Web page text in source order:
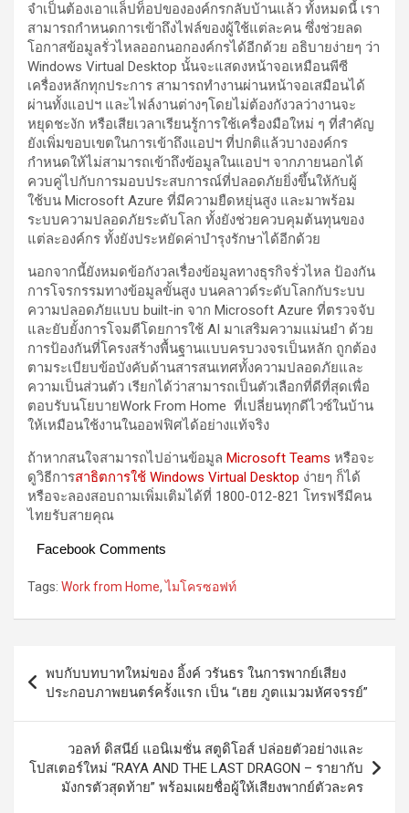
จำเป็นต้องเอาแล็ปท็อปขององค์กรกลับบ้านแล้ว ทั้งหมดนี้ เรา
สามารถกำหนดการเข้าถึงไฟล์ของผู้ใช้แต่ละคน ซึ่งช่วยลด
โอกาสข้อมูลรั่วไหลออกนอกองค์กรได้อีกด้วย อธิบายง่ายๆ ว่า
Windows Virtual Desktop นั้นจะแสดงหน้าจอเหมือนพีซี
เครื่องหลักทุกประการ สามารถทำงานผ่านหน้าจอเสมือนได้
ผ่านทั้งแอปฯ และไฟล์งานต่างๆโดยไม่ต้องกังวลว่างานจะ
หยุดชะงัก หรือเสียเวลาเรียนรู้การใช้เครื่องมือใหม่ ๆ ที่สำคัญ
ยังเพิ่มขอบเขตในการเข้าถึงแอปฯ ที่ปกติแล้วบางองค์กร
กำหนดให้ไม่สามารถเข้าถึงข้อมูลในแอปฯ จากภายนอกได้
ควบคู่ไปกับการมอบประสบการณ์ที่ปลอดภัยยิ่งขึ้นให้กับผู้
ใช้บน Microsoft Azure ที่มีความยืดหยุ่นสูง และมาพร้อม
ระบบความปลอดภัยระดับโลก ทั้งยังช่วยควบคุมต้นทุนของ
แต่ละองค์กร ทั้งยังประหยัดค่าบำรุงรักษาได้อีกด้วย
นอกจากนี้ยังหมดข้อกังวลเรื่องข้อมูลทางธุรกิจรั่วไหล ป้องกัน
การโจรกรรมทางข้อมูลขั้นสูง บนคลาวด์ระดับโลกกับระบบ
ความปลอดภัยแบบ built-in จาก Microsoft Azure ที่ตรวจจับ
และยับยั้งการโจมตีโดยการใช้ AI มาเสริมความแม่นยำ ด้วย
การป้องกันที่โครงสร้างพื้นฐานแบบครบวงจรเป็นหลัก ถูกต้อง
ตามระเบียบข้อบังคับด้านสารสนเทศทั้งความปลอดภัยและ
ความเป็นส่วนตัว เรียกได้ว่าสามารถเป็นตัวเลือกที่ดีที่สุดเพื่อ
ตอบรับนโยบายWork From Home ที่เปลี่ยนทุกดีไวซ์ในบ้าน
ให้เหมือนใช้งานในออฟฟิศได้อย่างแท้จริง
ถ้าหากสนใจสามารถไปอ่านข้อมูล Microsoft Teams หรือจะ
ดูวิธีการสาธิตการใช้ Windows Virtual Desktop ง่ายๆ ก็ได้
หรือจะลองสอบถามเพิ่มเติมได้ที่ 1800-012-821 โทรฟรีมีคน
ไทยรับสายคุณ
Facebook Comments
Tags: Work from Home,ไมโครซอฟท์
navigation
พบกับบทบาทใหม่ของ อิ้งค์ วรันธร ในการพากย์เสียง
ประกอบภาพยนตร์ครั้งแรก เป็น “เฮย ภูตแมวมหัศจรรย์”
วอลท์ ดิสนีย์ แอนิเมชั่น สตูดิโอส์ ปล่อยตัวอย่างและ
โปสเตอร์ใหม่ “RAYA AND THE LAST DRAGON – รายากับ
มังกรตัวสุดท้าย” พร้อมเผยชื่อผู้ให้เสียงพากย์ตัวละคร